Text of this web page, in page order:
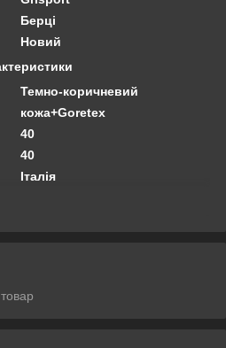
Берці
Новий
Темно-коричневий
кожа+Goretex
40
40
Італія